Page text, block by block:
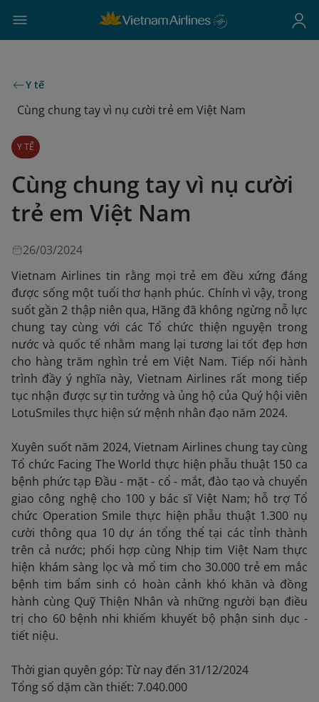
Y tế
Cùng chung tay vì nụ cười trẻ em Việt Nam
Y TẾ
Cùng chung tay vì nụ cười
trẻ em Việt Nam
26/03/2024
Vietnam Airlines tin rằng mọi trẻ em đều xứng đáng
được sống một tuổi thơ hạnh phúc. Chính vì vậy, trong
suốt gần 2 thập niên qua, Hãng đã không ngừng nỗ lực
chung tay cùng với các Tổ chức thiện nguyện trong
nước và quốc tế nhằm mang lại tương lai tốt đẹp hơn
cho hàng trăm nghìn trẻ em Việt Nam. Tiếp nối hành
trình đầy ý nghĩa này, Vietnam Airlines rất mong tiếp
tục nhận được sự tin tưởng và ủng hộ của Quý hội viên
LotuSmiles thực hiện sứ mệnh nhân đạo năm 2024.
Xuyên suốt năm 2024, Vietnam Airlines chung tay cùng
Tổ chức Facing The World thực hiện phẫu thuật 150 ca
bệnh phức tạp Đầu - mặt - cổ - mắt, đào tạo và chuyển
giao công nghệ cho 100 y bác sĩ Việt Nam; hỗ trợ Tổ
chức Operation Smile thực hiện phẫu thuật 1.300 nụ
cười thông qua 10 dự án tổng thể tại các tỉnh thành
trên cả nước; phối hợp cùng Nhịp tim Việt Nam thực
hiện khám sàng lọc và mổ tim cho 30.000 trẻ em mắc
bệnh tim bẩm sinh có hoàn cảnh khó khăn và đồng
hành cùng Quỹ Thiện Nhân và những người bạn điều
trị cho 60 bệnh nhi khiếm khuyết bộ phận sinh dục -
tiết niệu.
Thời gian quyên góp: Từ nay đến 31/12/2024
Tổng số dặm cần thiết: 7.040.000